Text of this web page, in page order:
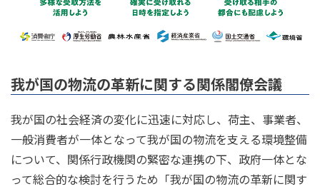
我が国の物流の革新に関する関係閣僚会議
我が国の社会経済の変化に迅速に対応し、荷主、事業者、
一般消費者が一体となって我が国の物流を支える環境整備
について、関係行政機関の緊密な連携の下、政府一体とな
って総合的な検討を行うため「我が国の物流の革新に関す